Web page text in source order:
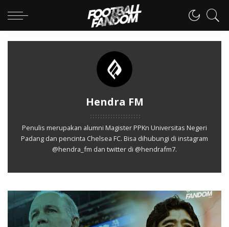
Hendra FM
Penulis merupakan alumni Magister PPKn Universitas Negeri
Padang dan pencinta Chelsea FC. Bisa dihubungi di instagram
@hendra_fm dan twitter di @hendrafm7.